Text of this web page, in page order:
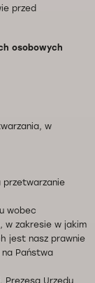
przed
osobowych
w
przetwarzanie
wobec
w zakresie w jakim
jest nasz prawnie
Państwa
Prezesa Urzędu